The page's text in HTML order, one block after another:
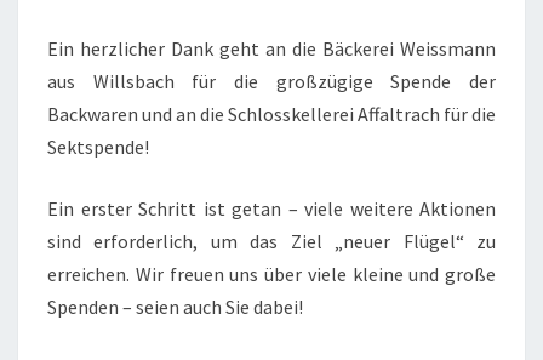
Ein herzlicher Dank geht an die Bäckerei Weissmann
aus Willsbach für die großzügige Spende der
Backwaren und an die Schlosskellerei Affaltrach für die
Sektspende!
Ein erster Schritt ist getan – viele weitere Aktionen
sind erforderlich, um das Ziel „neuer Flügel“ zu
erreichen. Wir freuen uns über viele kleine und große
Spenden – seien auch Sie dabei!